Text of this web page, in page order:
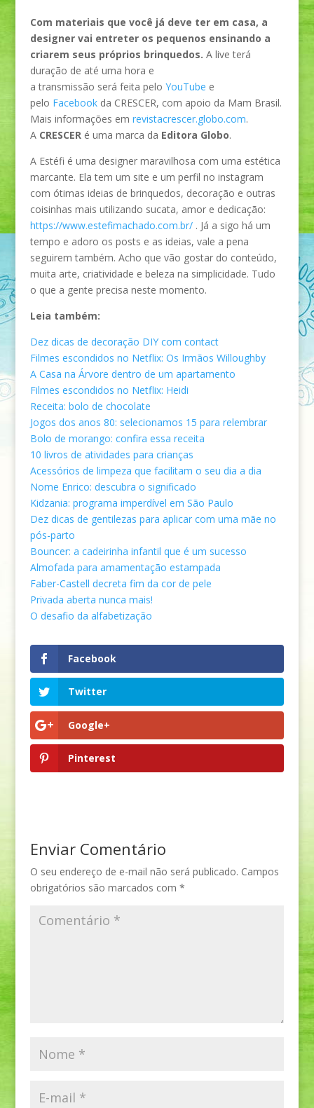
Com materiais que você já deve ter em casa, a
designer vai entreter os pequenos ensinando a
criarem seus próprios brinquedos. A live terá
duração de até uma hora e
a transmissão será feita pelo YouTube e
pelo Facebookda CRESCER, com apoio da Mam Brasil.
Mais informações em revistacrescer.globo.com.
A CRESCERé uma marca da Editora Globo.
A Estéfi é uma designer maravilhosa com uma estética
marcante. Ela tem um site e um perfil no instagram
com ótimas ideias de brinquedos, decoração e outras
coisinhas mais utilizando sucata, amor e dedicação:
https://www.estefimachado.com.br/. Já a sigo há um
tempo e adoro os posts e as ideias, vale a pena
seguirem também. Acho que vão gostar do conteúdo,
muita arte, criatividade e beleza na simplicidade. Tudo
o que a gente precisa neste momento.
Leia também:
Dez dicas de decoração DIY com contact
Filmes escondidos no Netflix: Os Irmãos Willoughby
A Casa na Árvore dentro de um apartamento
Filmes escondidos no Netflix: Heidi
Receita: bolo de chocolate
Jogos dos anos 80: selecionamos 15 para relembrar
Bolo de morango: confira essa receita
10 livros de atividades para crianças
Acessórios de limpeza que facilitam o seu dia a dia
Nome Enrico: descubra o significado
Kidzania: programa imperdível em São Paulo
Dez dicas de gentilezas para aplicar com uma mãe no
pós-parto
Bouncer: a cadeirinha infantil que é um sucesso
Almofada para amamentação estampada
Faber-Castell decreta fim da cor de pele
Privada aberta nunca mais!
O desafio da alfabetização
Facebook
Twitter
Google+
Pinterest
Enviar Comentário
O seu endereço de e-mail não será publicado. Campos
obrigatórios são marcados com *